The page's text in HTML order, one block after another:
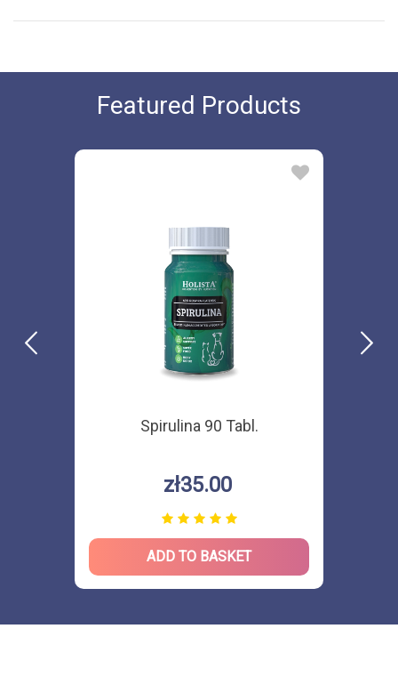
Featured Products
Spirulina 90 Tabl.
zł35.00
ADD TO BASKET